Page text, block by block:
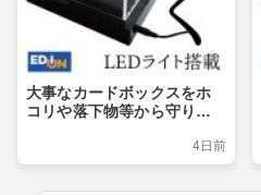
大事なカードボックスをホ
コリや落下物等から守りつ
4日前